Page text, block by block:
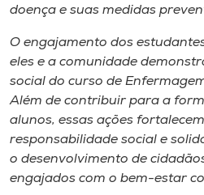
o idioma
A+
A-
doença e suas medidas
O engajamento dos
eles e a comunidade
social do curso de
Além de contribuir para a
alunos, essas ações
responsabilidade social e
o desenvolvimento de
engajados com o bem-estar